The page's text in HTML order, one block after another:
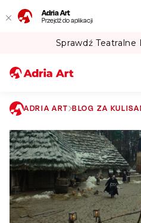
Adria Art
Przejdź do aplikacji
Sprawdź
ADRIA ART BLOG ZA